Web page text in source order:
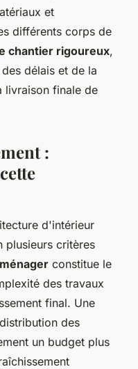
et
différents corps de
chantier rigoureux,
délais et de la
livraison finale de
:
d'intérieur
plusieurs critères
constitue le
des travaux
final. Une
des
un budget plus